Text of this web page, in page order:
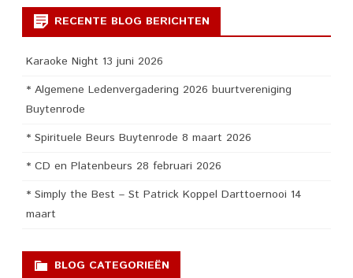
RECENTE BLOG BERICHTEN
Karaoke Night 13 juni 2026
* Algemene Ledenvergadering 2026 buurtvereniging
Buytenrode
* Spirituele Beurs Buytenrode 8 maart 2026
* CD en Platenbeurs 28 februari 2026
* Simply the Best – St Patrick Koppel Darttoernooi 14
maart
BLOG CATEGORIEËN